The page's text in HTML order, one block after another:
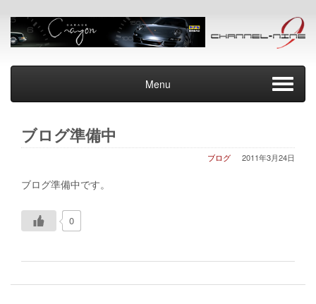
Menu
ブログ準備中
2011年3月24日
ブログ
ブログ準備中です。
0